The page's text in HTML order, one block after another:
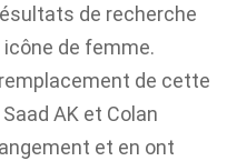
de recherche
icône de femme.
de cette
AK et Colan
et en ont